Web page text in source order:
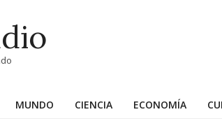
MUNDO CIENCIA ECONOMÍA